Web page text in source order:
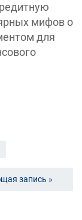
мифов о
для
запись »